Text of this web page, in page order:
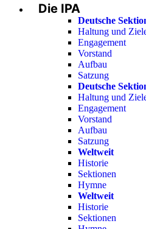
Die IPA
Deutsche
Haltung und
Engagement
Vorstand
Aufbau
Satzung
Deutsche
Haltung und
Engagement
Vorstand
Aufbau
Satzung
Weltweit
Historie
Sektionen
Hymne
Weltweit
Historie
Sektionen